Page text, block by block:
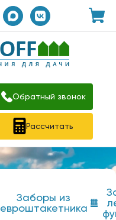
Обратный звонок
Рассчитать
Заборы из
евроштакетника